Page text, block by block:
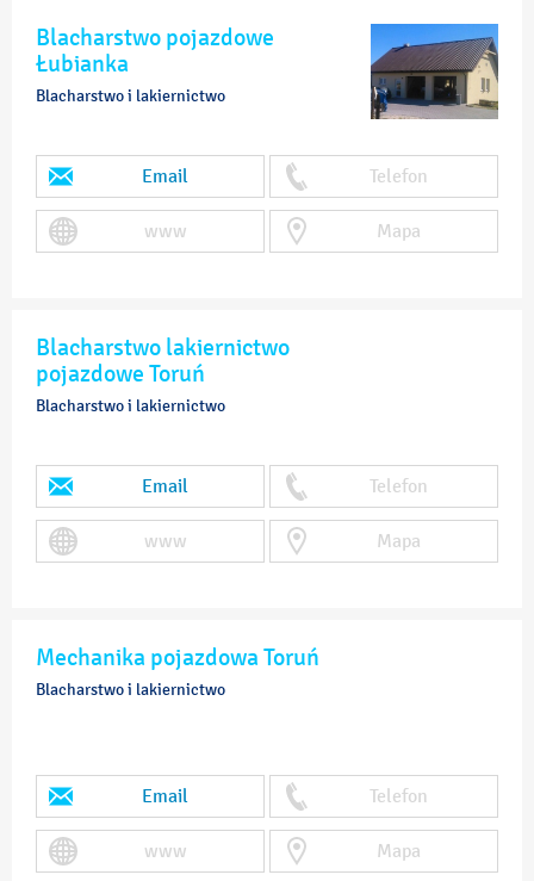
Blacharstwo pojazdowe
Łubianka
Blacharstwo i lakiernictwo
Email Telefon
www Mapa
Blacharstwo lakiernictwo
pojazdowe Toruń
Blacharstwo i lakiernictwo
Email Telefon
www Mapa
Mechanika pojazdowa Toruń
Blacharstwo i lakiernictwo
Email Telefon
www Mapa